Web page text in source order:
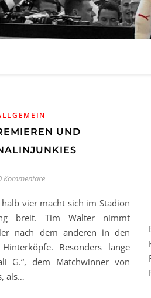
UND
Kommentare
vier macht sich im Stadion
breit. Tim Walter nimmt
nach dem anderen in den
Besonders lange
G.“, dem Matchwinner von
als…